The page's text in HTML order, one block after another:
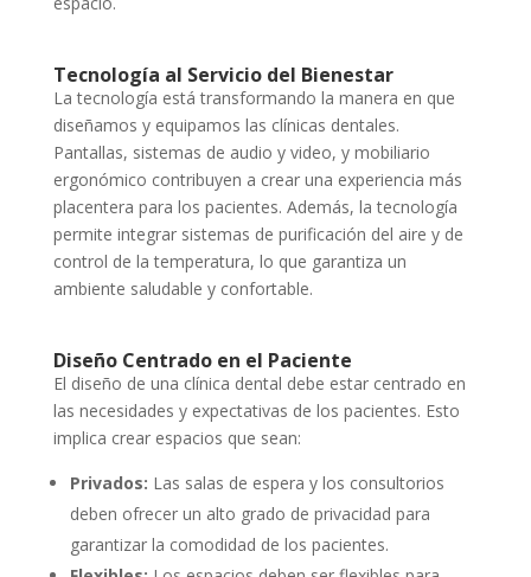
Tecnología al Servicio del Bienestar
La tecnología está transformando la manera en que
diseñamos y equipamos las clínicas dentales.
Pantallas, sistemas de audio y video, y mobiliario
ergonómico contribuyen a crear una experiencia más
placentera para los pacientes. Además, la tecnología
permite integrar sistemas de purificación del aire y de
control de la temperatura, lo que garantiza un
ambiente saludable y confortable.
Diseño Centrado en el Paciente
El diseño de una clínica dental debe estar centrado en
las necesidades y expectativas de los pacientes. Esto
implica crear espacios que sean:
Privados: Las salas de espera y los consultorios
deben ofrecer un alto grado de privacidad para
garantizar la comodidad de los pacientes.